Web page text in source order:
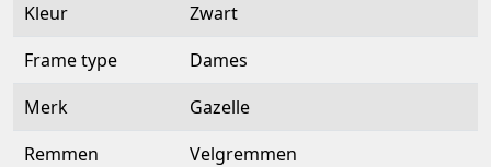
Kleur
Zwart
Frame type
Dames
Merk
Gazelle
Remmen
Velgremmen